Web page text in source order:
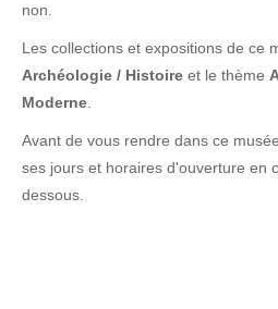
non.
Les collections et expositions de ce
Archéologie / Histoire et le thème
Moderne
Avant de vous rendre dans ce
ses jours et horaires d'ouverture en
dessous.